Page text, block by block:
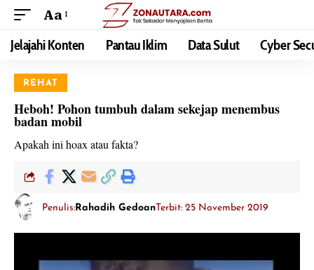
Aa
Jelajahi Konten Pantau Iklim Data Sulut Cyber
REHAT
Heboh! Pohon tumbuh dalam sekejap menembus
badan mobil
Apakah ini hoax atau fakta?
Penulis: Rahadih GedoanTerbit: 25 November 2019